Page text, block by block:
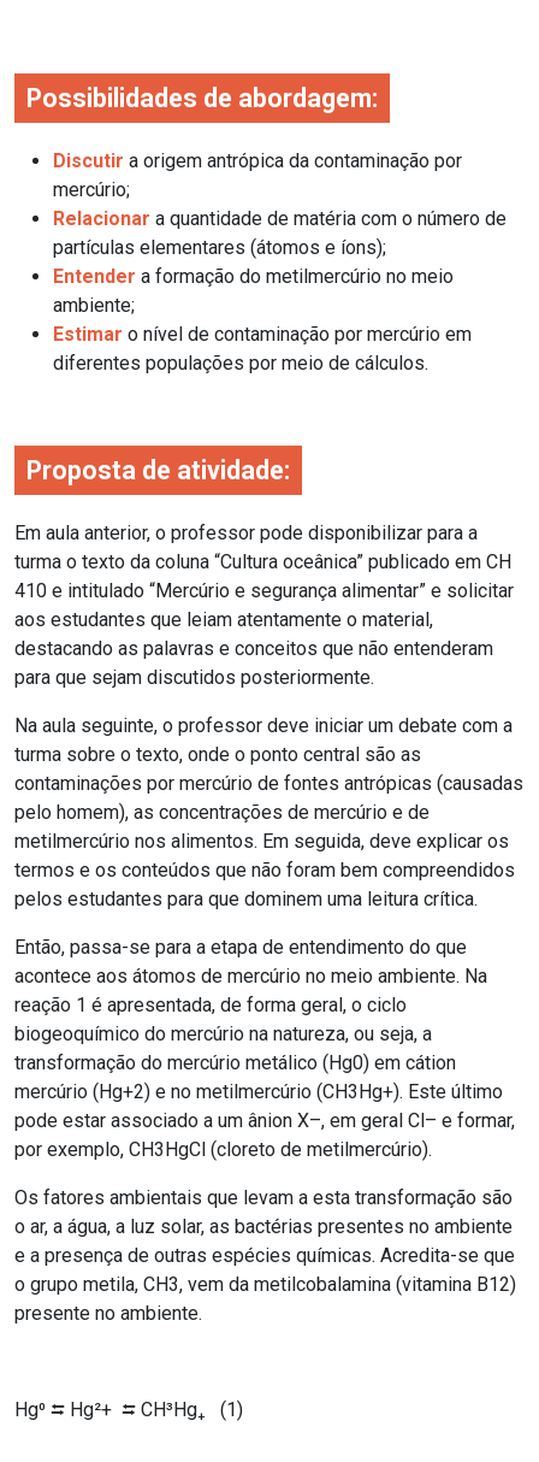
Possibilidades de abordagem:
Discutir a origem antrópica da contaminação por
mercúrio;
Relacionar a quantidade de matéria com o número de
partículas elementares (átomos e íons);
Entender a formação do metilmercúrio no meio
ambiente;
Estimar o nível de contaminação por mercúrio em
diferentes populações por meio de cálculos.
Proposta de atividade:
Em aula anterior, o professor pode disponibilizar para a
turma o texto da coluna “Cultura oceânica” publicado em CH
410 e intitulado “Mercúrio e segurança alimentar” e solicitar
aos estudantes que leiam atentamente o material,
destacando as palavras e conceitos que não entenderam
para que sejam discutidos posteriormente.
Na aula seguinte, o professor deve iniciar um debate com a
turma sobre o texto, onde o ponto central são as
contaminações por mercúrio de fontes antrópicas (causadas
pelo homem), as concentrações de mercúrio e de
metilmercúrio nos alimentos. Em seguida, deve explicar os
termos e os conteúdos que não foram bem compreendidos
pelos estudantes para que dominem uma leitura crítica.
Então, passa-se para a etapa de entendimento do que
acontece aos átomos de mercúrio no meio ambiente. Na
reação 1 é apresentada, de forma geral, o ciclo
biogeoquímico do mercúrio na natureza, ou seja, a
transformação do mercúrio metálico (Hg0) em cátion
mercúrio (Hg+2) e no metilmercúrio (CH3 Hg+). Este último
pode estar associado a um ânion X–, em geral Cl – e formar,
por exemplo, CH3 HgCl (cloreto de metilmercúrio).
Os fatores ambientais que levam a esta transformação são
o ar, a água, a luz solar, as bactérias presentes no ambiente
e a presença de outras espécies químicas. Acredita-se que
o grupo metila, CH3, vem da metilcobalamina (vitamina B12)
presente no ambiente.
Hg⁰ ⮀ Hg²+ ⮀ CH³ Hg₊ (1)